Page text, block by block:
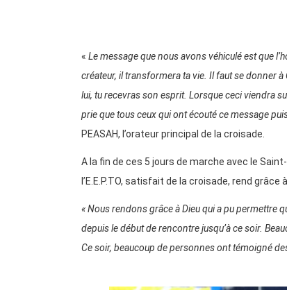
« Le message que nous avons véhiculé est que
créateur, il transformera ta vie. Il faut se donner
lui, tu recevras son esprit. Lorsque ceci viendra
prie que tous ceux qui ont écouté ce message
PEASAH, l’orateur principal de la croisade.
A la fin de ces 5 jours de marche avec le
l’E.E.P.TO, satisfait de la croisade, rend grâce
« Nous rendons grâce à Dieu qui a pu permettre
depuis le début de rencontre jusqu’à ce soir.
Ce soir, beaucoup de personnes ont témoigné